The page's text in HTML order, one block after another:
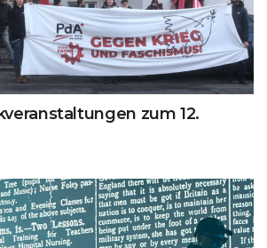
zum 12.